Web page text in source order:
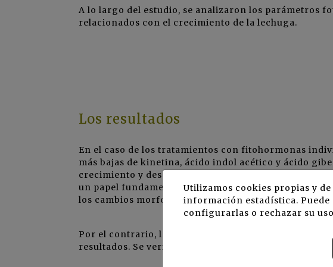
A lo largo del estudio, se analizaron los parámetros
relacionados con el crecimiento de la lechuga.
Los resultados
En el caso de los tratamientos con fitohormonas
más bajas de kinetina, ácido indol acético y ácido
crecimiento y desarrollo de la hortaliza. Esto sugiere
un papel fundamental en la estimulación de varios
los cambios morfológicos, el desarrollo de raíces, de
Por el contrario, la aplicación de la mezcla de
resultados. Se verificó una mayor tasa de
Utilizamos cookies propias y
información estadística. Puede
configurarlas o rechazar su